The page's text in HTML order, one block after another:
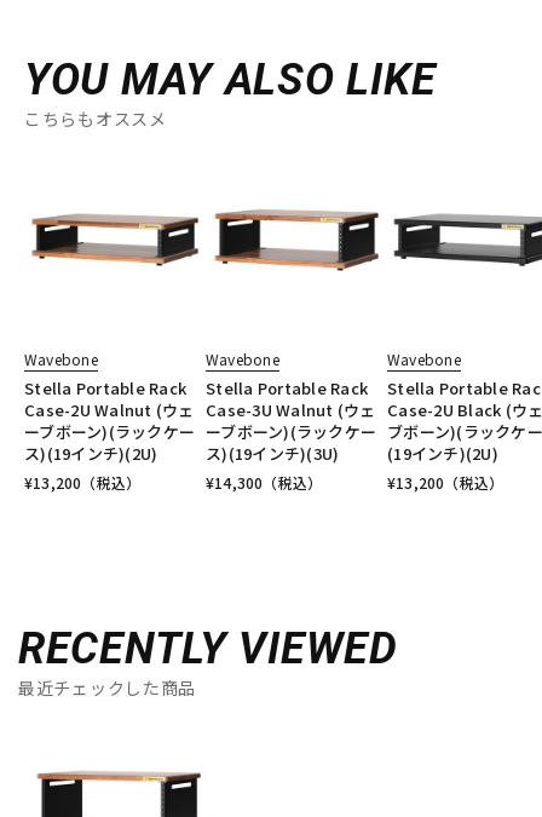
YOU MAY ALSO LIKE
こちらもオススメ
Wavebone
Stella Portable Rack
Case-2U Walnut (ウェ
ーブボーン)(ラックケー
ス)(19インチ)(2U)
¥13,200 （税込）
Wavebone
Stella Portable Rack
Case-3U Walnut (ウェ
ーブボーン)(ラックケー
ス)(19インチ)(3U)
¥14,300 （税込）
Wavebone
Stella Portable
Case-2U Black (ウ
ブボーン)(ラックケ
(19インチ)(2U)
¥13,200 （税込）
RECENTLY VIEWED
最近チェックした商品